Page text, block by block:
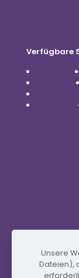
Verfügbare
Unsere
Dateien),